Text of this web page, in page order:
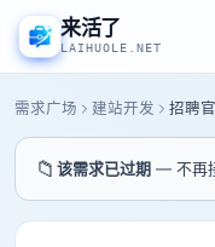
来活了
LAIHUOLE.NET
需求广场 建站开发 招聘
📁 该需求已过期 — 不再